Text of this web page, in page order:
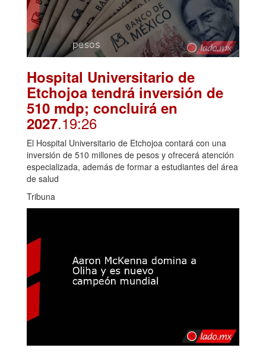
Hospital Universitario de
Etchojoa tendrá inversión de
510 mdp; concluirá en
2027.19:26
El Hospital Universitario de Etchojoa contará con una
inversión de 510 millones de pesos y ofrecerá atención
especializada, además de formar a estudiantes del área
de salud
Tribuna